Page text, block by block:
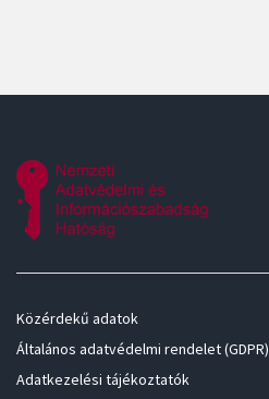
Közérdekű adatok
Általános adatvédelmi rendelet (GDPR)
Adatkezelési tájékoztatók